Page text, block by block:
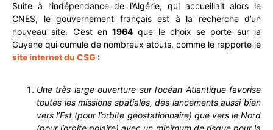
Suite à l’indépendance de l’Algérie, qui accueillait alors le
CNES, le gouvernement français est à la recherche d’un
nouveau site. C’est en1964 que le choix se porte sur la
Guyane qui cumule de nombreux atouts, comme le rapporte le
site internet du CSG :
Une très large ouverture sur l’océan Atlantique favorise
toutes les missions spatiales, des lancements aussi bien
vers l’Est (pour l’orbite géostationnaire) que vers le Nord